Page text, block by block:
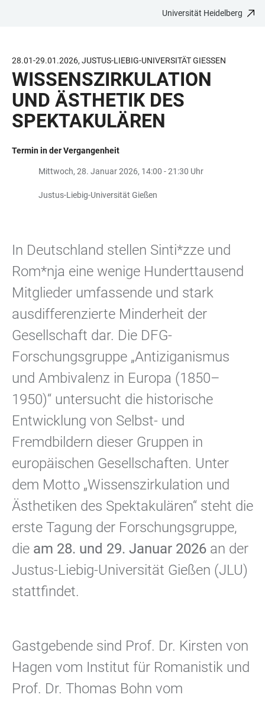
BARRIEREFREIHEIT
Universität Heidelberg
28.01-29.01.2026, JUSTUS-LIEBIG-UNIVERSITÄT GIESSEN
WISSENSZIRKULATION
UND ÄSTHETIK DES
SPEKTAKULÄREN
Termin in der Vergangenheit
Mittwoch, 28. Januar 2026, 14:00 - 21:30 Uhr
Justus-Liebig-Universität Gießen
In Deutschland stellen Sinti*zze und
Rom*nja eine wenige Hunderttausend
Mitglieder umfassende und stark
ausdifferenzierte Minderheit der
Gesellschaft dar. Die DFG-
Forschungsgruppe „Antiziganismus
und Ambivalenz in Europa (1850–
1950)“ untersucht die historische
Entwicklung von Selbst- und
Fremdbildern dieser Gruppen in
europäischen Gesellschaften. Unter
dem Motto „Wissenszirkulation und
Ästhetiken des Spektakulären“ steht die
erste Tagung der Forschungsgruppe,
die am 28. und 29. Januar 2026 an der
Justus-Liebig-Universität Gießen (JLU)
stattfindet.
Gastgebende sind Prof. Dr. Kirsten von
Hagen vom Institut für Romanistik und
Prof. Dr. Thomas Bohn vom